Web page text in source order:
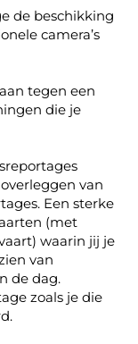
de beschikking
camera’s
tegen een
die je
van
Een sterke
(met
waarin jij je
van
de dag.
zoals je die